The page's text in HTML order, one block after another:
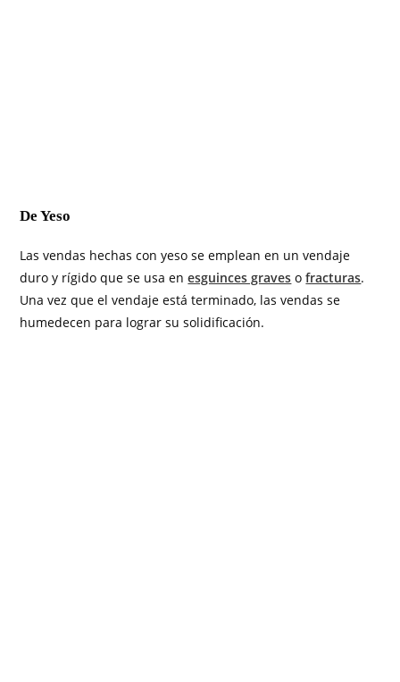
De Yeso
Las vendas hechas con yeso se emplean en un vendaje
duro y rígido que se usa enesguinces graves ofracturas.
Una vez que el vendaje está terminado, las vendas se
humedecen para lograr su solidificación.